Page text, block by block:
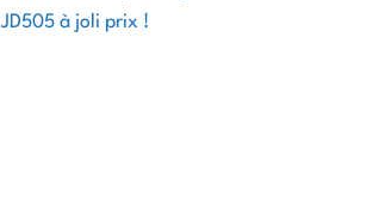
JD505 à joli prix !